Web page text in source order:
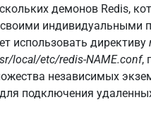
демонов Redis,
индивидуальными
использовать директиву
local/etc/redis-NAME.conf,
независимых
подключения